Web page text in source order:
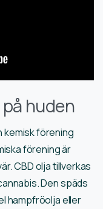
på huden
kemisk förening
förening är
CBD olja tillverkas
Den späds
hampfröolja eller